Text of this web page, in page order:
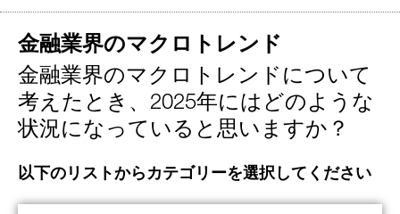
金融業界のマクロトレンド
金融業界のマクロトレンドについて
考えたとき、2025年にはどのような
状況になっていると思いますか？
以下のリストからカテゴリーを選択してください